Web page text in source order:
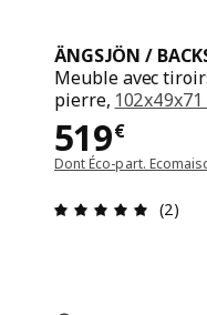
ÄNGSJÖN /
Meuble avec
pierre, 102x49x71
519€
Prix 519€
Dont Éco-part.
Avis:
(2)